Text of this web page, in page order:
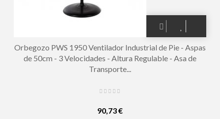
Orbegozo PWS 1950 Ventilador Industrial de Pie - Aspas
de 50cm - 3 Velocidades - Altura Regulable - Asa de
Transporte...
90,73 €